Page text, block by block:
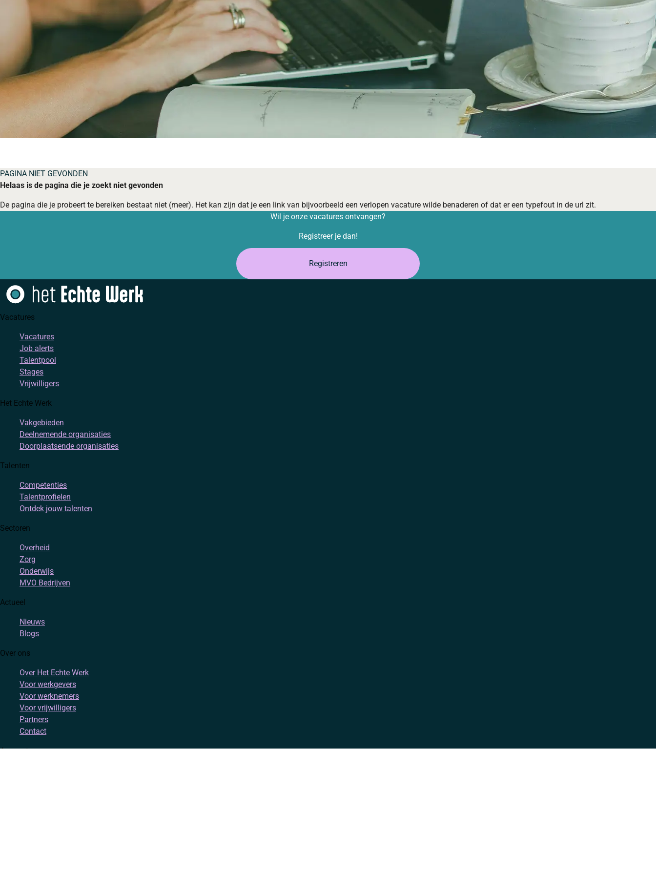
PAGINA NIET GEVONDEN
Helaas is de pagina die je zoekt niet gevonden
De pagina die je probeert te bereiken bestaat niet (meer). Het kan zijn dat je een link van bijvoorbeeld een verlopen vacature wilde benaderen of dat er een typefout in de url zit.
Wil je onze vacatures ontvangen?
Registreer je dan!
Registreren
Vacatures
Vacatures
Job alerts
Talentpool
Stages
Vrijwilligers
Het Echte Werk
Vakgebieden
Deelnemende organisaties
Doorplaatsende organisaties
Talenten
Competenties
Talentprofielen
Ontdek jouw talenten
Sectoren
Overheid
Zorg
Onderwijs
MVO Bedrijven
Actueel
Nieuws
Blogs
Over ons
Over Het Echte Werk
Voor werkgevers
Voor werknemers
Voor vrijwilligers
Partners
Contact
Account